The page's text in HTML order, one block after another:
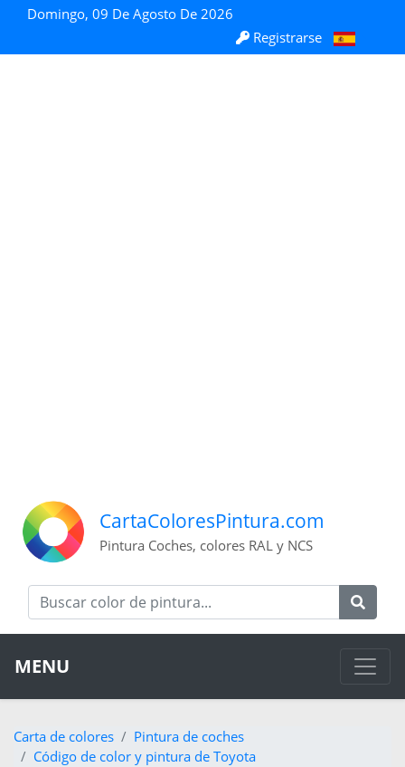
Domingo, 09 De Agosto De 2026
Registrarse
CartaColoresPintura.com
Pintura Coches, colores RAL y NCS
MENU
Carta de colores
Pintura de coches
Código de color y pintura de Toyota